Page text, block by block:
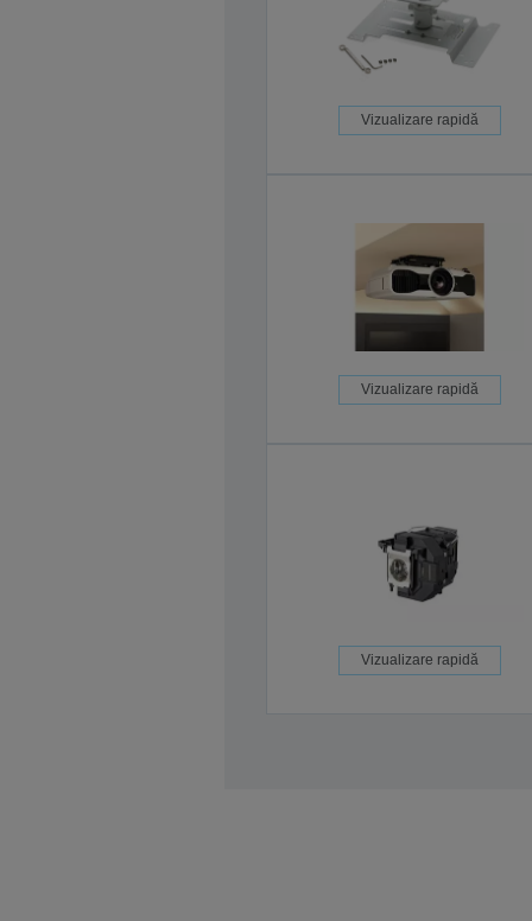
Vizualizare rapidă
Vizualizare rapidă
Vizualizare rapidă